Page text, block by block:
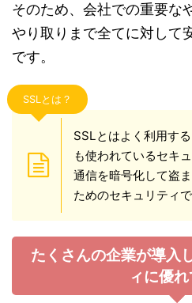
そのため、会社での重要な
やり取りまで全てに対して
です。
SSLとは？
SSLとはよく利用す
も使われているセキ
通信を暗号化して盗
ためのセキュリティで
たくさんの企業が導入
ィに優